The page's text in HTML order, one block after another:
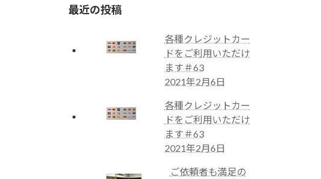
最近の投稿
各種クレジットカー
ドをご利用いただけ
ます＃63
2021年2月6日
各種クレジットカー
ドをご利用いただけ
ます＃63
2021年2月6日
ご依頼者も満足の